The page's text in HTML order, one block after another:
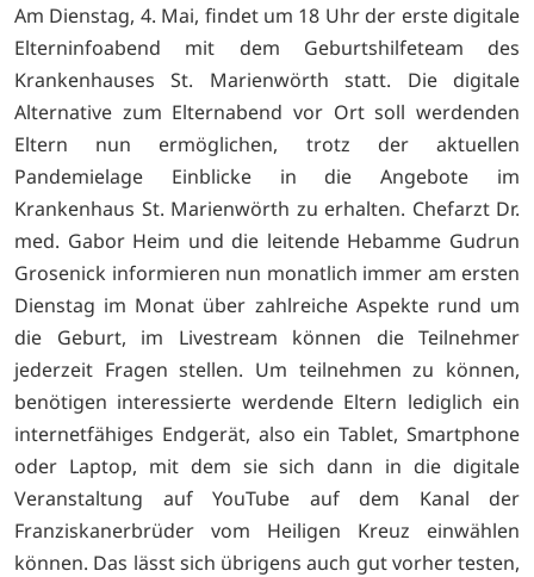
Am Dienstag, 4. Mai, findet um 18 Uhr der erste digitale
Elterninfoabend mit dem Geburtshilfeteam des
Krankenhauses St. Marienwörth statt. Die digitale
Alternative zum Elternabend vor Ort soll werdenden
Eltern nun ermöglichen, trotz der aktuellen
Pandemielage Einblicke in die Angebote im
Krankenhaus St. Marienwörth zu erhalten. Chefarzt Dr.
med. Gabor Heim und die leitende Hebamme Gudrun
Grosenick informieren nun monatlich immer am ersten
Dienstag im Monat über zahlreiche Aspekte rund um
die Geburt, im Livestream können die Teilnehmer
jederzeit Fragen stellen. Um teilnehmen zu können,
benötigen interessierte werdende Eltern lediglich ein
internetfähiges Endgerät, also ein Tablet, Smartphone
oder Laptop, mit dem sie sich dann in die digitale
Veranstaltung auf YouTube auf dem Kanal der
Franziskanerbrüder vom Heiligen Kreuz einwählen
können. Das lässt sich übrigens auch gut vorher testen,